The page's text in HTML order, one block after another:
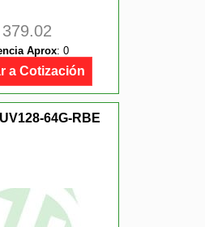
379.02
Aprox: 0
a Cotización
64G-RBE